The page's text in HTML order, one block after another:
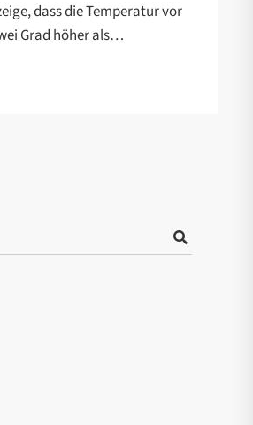
dass die Temperatur vor
Grad höher als…